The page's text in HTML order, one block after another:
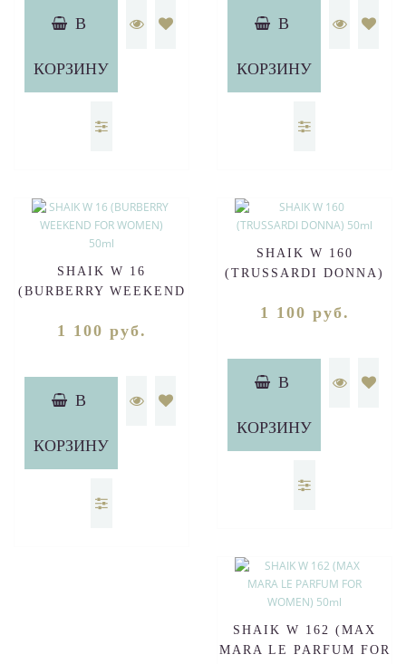
В
КОРЗИНУ
В
КОРЗИНУ
SHAIK W 16
(BURBERRY WEEKEND
1 100 руб.
В
КОРЗИНУ
SHAIK W 160
(TRUSSARDI DONNA)
1 100 руб.
В
КОРЗИНУ
SHAIK W 162 (MAX
MARA LE PARFUM FOR